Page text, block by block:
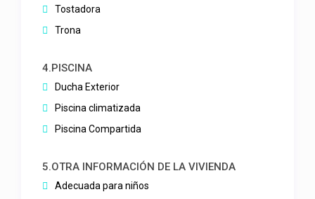
Tostadora
Trona
4.PISCINA
Ducha Exterior
Piscina climatizada
Piscina Compartida
5.OTRA INFORMACIÓN DE LA VIVIENDA
Adecuada para niños